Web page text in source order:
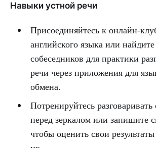
Навыки устной речи
Присоединяйтесь к онлайн-
английского языка или найдите
собеседников для практики
речи через приложения для
обмена.
Потренируйтесь разговаривать
перед зеркалом или запишите
чтобы оценить свои